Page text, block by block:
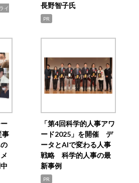
ライ
長野智子氏
PR
「第4回科学的人事アワ
ード2025」を開催 デ
ータとAIで変わる人事
戦略 科学的人事の最
新事例
PR